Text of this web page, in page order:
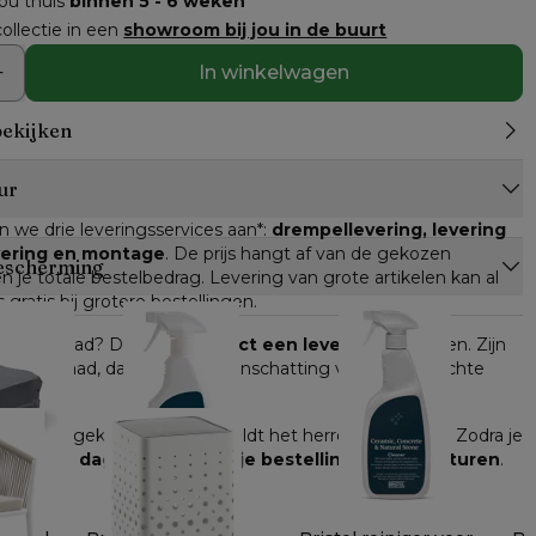
in een showroom bij jou in de buurt
In winkelwagen
we drie leveringsservices aan*: drempellevering, levering
en montage. De prijs hangt af van de gekozen
je totale bestelbedrag. Levering van grote artikelen kan al
gratis bij grotere bestellingen.
voorraad? Dan kan je
direct een leverdatum kiezen. Zijn
voorraad, dan krijg je een inschatting van de verwachte
online gekocht worden, geldt het herroepingsrecht. Zodra je
je
14 dagen de tijd om je bestelling terug te sturen.